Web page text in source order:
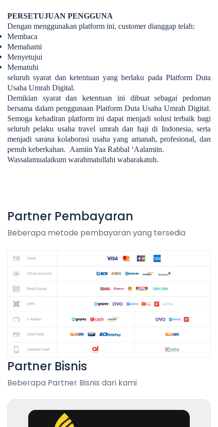
PERSETUJUAN PENGGUNA
Dengan menggunakan platform ini, customer dianggap telah:
Membaca
Memahami
Menyetujui
Mematuhi
seluruh syarat dan ketentuan yang berlaku pada Platform Duta
Usaha Umrah Digital.
Demikian syarat dan ketentuan ini dibuat sebagai pedoman
bersama dalam penggunaan Platform Duta Usaha Umrah Digital.
Semoga kehadiran platform ini dapat menjadi solusi terbaik bagi
seluruh pelaku usaha travel umrah dan haji di Indonesia, serta
menjadi sarana kolaborasi usaha yang amanah, profesional, dan
penuh keberkahan. Aamiin Yaa Rabbal ‘Aalamiin.
Wassalamualaikum warahmatullahi wabarakatuh.
Partner Pembayaran
Beberapa metode pembayaran yang tersedia
Partner Bisnis
Beberapa Partner Bisnis dari kami